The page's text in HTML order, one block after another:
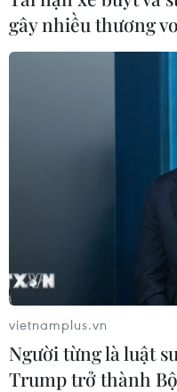
gây nhiều thương
vietnamplus.vn
Người từng là luật
Trump trở thành